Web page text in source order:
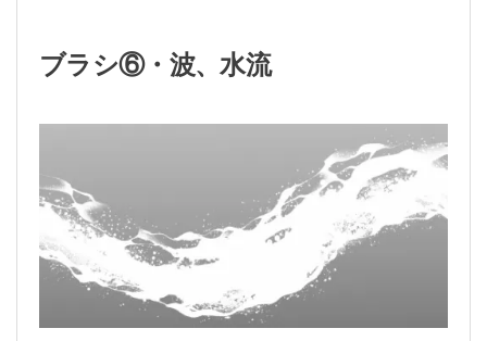
ブラシ⑥・波、水流